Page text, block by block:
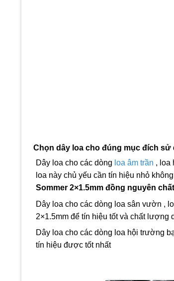
Chọn dây loa cho đúng mục đích sử
Dây loa cho các dòng loa âm trần , loa
loa này chủ yếu cần tín hiệu nhỏ
Sommer 2×1.5mm đồng nguyên
Dây loa cho các dòng loa sân vườn ,
2×1.5mm để tín hiệu tốt và chất
Dây loa cho các dòng loa hội trường
tín hiệu được tốt nhất